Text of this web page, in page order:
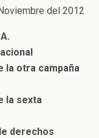
del 2012
la otra campaña
la sexta
derechos